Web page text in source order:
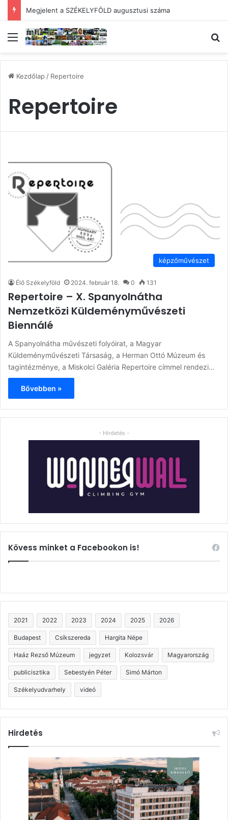
Megjelent a SZÉKELYFÖLD augusztusi száma
Menü
Kezdőlap/ Repertoire
Repertoire
képzőművészet
Élő Székelyföld 2024. február 18. 0 131
Repertoire – X. Spanyolnátha
Nemzetközi Küldeményművészeti
Biennálé
A Spanyolnátha művészeti folyóirat, a Magyar
Küldeményművészeti Társaság, a Herman Ottó Múzeum és
tagintézménye, a Miskolci Galéria Repertoire címmel rendezi…
Bővebben »
- Hirdetés -
Kövess minket a Facebookon is!
2021 2022 2023 2024 2025 2026
Budapest Csíkszereda Hargita Népe
Haáz Rezső Múzeum jegyzet Kolozsvár Magyarország
publicisztika Sebestyén Péter Simó Márton
Székelyudvarhely videó
Hirdetés